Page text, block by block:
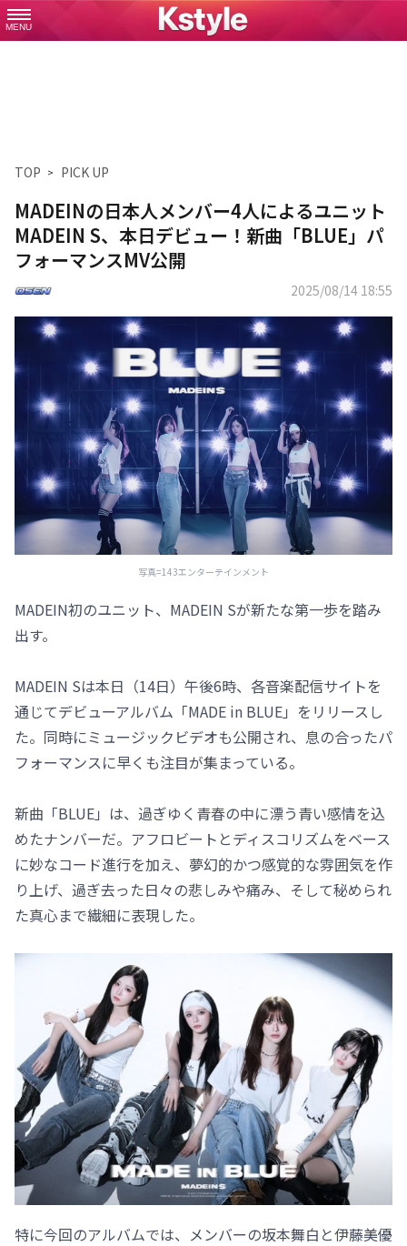
MENU
TOP PICK UP
MADEINの日本人メンバー4人によるユニット
MADEIN S、本日デビュー！新曲「BLUE」パ
フォーマンスMV公開
2025/08/14 18:55
写真=143エンターテインメント
MADEIN初のユニット、MADEIN Sが新たな第一歩を踏み
出す。
MADEIN Sは本日（14日）午後6時、各音楽配信サイトを
通じてデビューアルバム「MADE in BLUE」をリリースし
た。同時にミュージックビデオも公開され、息の合ったパ
フォーマンスに早くも注目が集まっている。
新曲「BLUE」は、過ぎゆく青春の中に漂う青い感情を込
めたナンバーだ。アフロビートとディスコリズムをベース
に妙なコード進行を加え、夢幻的かつ感覚的な雰囲気を作
り上げ、過ぎ去った日々の悲しみや痛み、そして秘められ
た真心まで繊細に表現した。
特に今回のアルバムでは、メンバーの坂本舞白と伊藤美優